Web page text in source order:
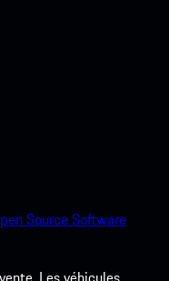
Source Software